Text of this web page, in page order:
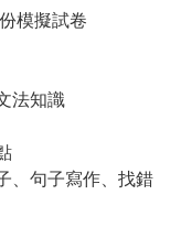
模擬試卷
法知識
、句子寫作、找錯